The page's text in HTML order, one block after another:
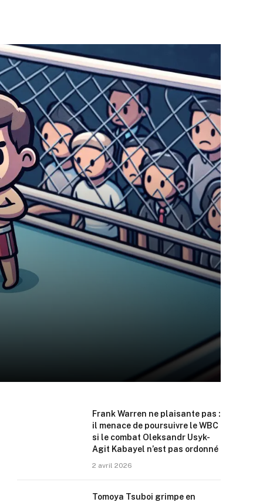
Frank Warren ne plaisante pas :
il menace de poursuivre le WBC
si le combat Oleksandr Usyk-
Agit Kabayel n’est pas ordonné
2 avril 2026
Tomoya Tsuboi grimpe en